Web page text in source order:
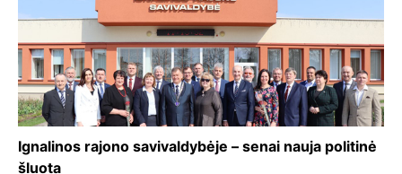
Ignalinos rajono savivaldybėje – senai nauja politinė
šluota